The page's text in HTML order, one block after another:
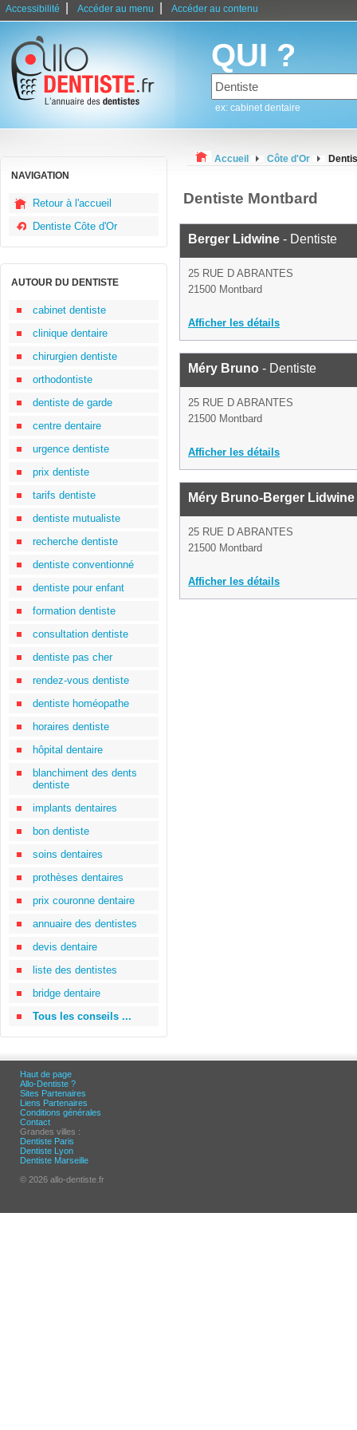
Accessibilité Accéder au menu Accéder au contenu
QUI ?
ex: cabinet dentaire
NAVIGATION
Retour à l'accueil
Dentiste Côte d'Or
AUTOUR DU DENTISTE
cabinet dentiste
clinique dentaire
chirurgien dentiste
orthodontiste
dentiste de garde
centre dentaire
urgence dentiste
prix dentiste
tarifs dentiste
dentiste mutualiste
recherche dentiste
dentiste conventionné
dentiste pour enfant
formation dentiste
consultation dentiste
dentiste pas cher
rendez-vous dentiste
dentiste homéopathe
horaires dentiste
hôpital dentaire
blanchiment des dents
dentiste
implants dentaires
bon dentiste
soins dentaires
prothèses dentaires
prix couronne dentaire
annuaire des dentistes
devis dentaire
liste des dentistes
bridge dentaire
Tous les conseils ...
Accueil Côte d'Or
Dentiste Montbard
Berger Lidwine - Dentiste
25 RUE D ABRANTES
21500 Montbard
Afficher les détails
Méry Bruno - Dentiste
25 RUE D ABRANTES
21500 Montbard
Afficher les détails
Méry Bruno-Berger Lidwine
25 RUE D ABRANTES
21500 Montbard
Afficher les détails
Haut de page
Allo-Dentiste ?
Sites Partenaires
Liens Partenaires
Conditions générales
Contact
Grandes villes :
Dentiste Paris
Dentiste Lyon
Dentiste Marseille
© 2026 allo-dentiste.fr